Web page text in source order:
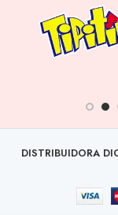
DISTRIBUIDORA